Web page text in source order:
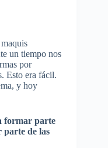
un tiempo nos
por
Esto era fácil.
y hoy
formar parte
parte de las